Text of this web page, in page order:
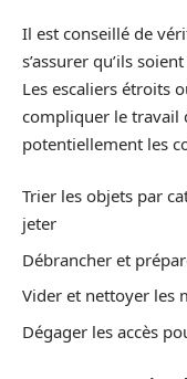
Il est conseillé de
s’assurer qu’ils
Les escaliers étroits
compliquer le travail
potentiellement les
Trier les objets par
jeter
Débrancher et
Vider et nettoyer les
Dégager les accès